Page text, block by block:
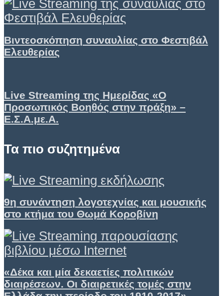
Βιντεοσκόπηση συναυλίας στο Φεστιβάλ
Ελευθερίας
Live Streaming της Ημερίδας «Ο
Προσωπικός Βοηθός στην πράξη» –
Ε.Σ.Α.με.Α.
Τα πιο συζητημένα
9η συνάντηση λογοτεχνίας και μουσικής
στο κτήμα του Θωμά Κοροβίνη
«Δέκα και μία δεκαετίες πολιτικών
διαιρέσεων. Οι διαιρετικές τομές στην